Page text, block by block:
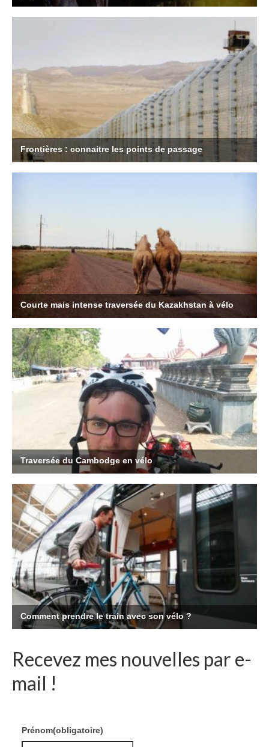
Recevez mes nouvelles par e-
mail !
Prénom(obligatoire)